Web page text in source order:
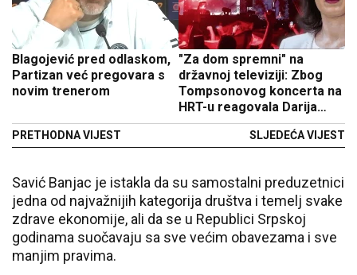
Blagojević pred odlaskom,
Partizan već pregovara s
novim trenerom
PRETHODNA VIJEST
"Za dom spremni" na
državnoj televiziji: Zbog
Tompsonovog koncerta na
HRT-u reagovala Darija
Orešković
SLJEDEĆA VIJEST
Savić Banjac je istakla da su samostalni preduzetnici
jedna od najvažnijih kategorija društva i temelj svake
zdrave ekonomije, ali da se u Republici Srpskoj
godinama suočavaju sa sve većim obavezama i sve
manjim pravima.